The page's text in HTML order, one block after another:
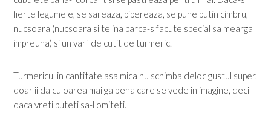
fierte legumele, se sareaza, pipereaza, se pune putin cimbru,
nucsoara (nucsoara si telina parca-s facute special sa mearga
impreuna) si un varf de cutit de turmeric.
Turmericul in cantitate asa mica nu schimba deloc gustul super,
doar ii da culoarea mai galbena care se vede in imagine, deci
daca vreti puteti sa-l omiteti.